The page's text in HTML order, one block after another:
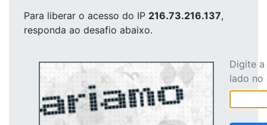
Para liberar o acesso do IP 216.73.216.137,
responda ao desafio abaixo.
Digite
lado no